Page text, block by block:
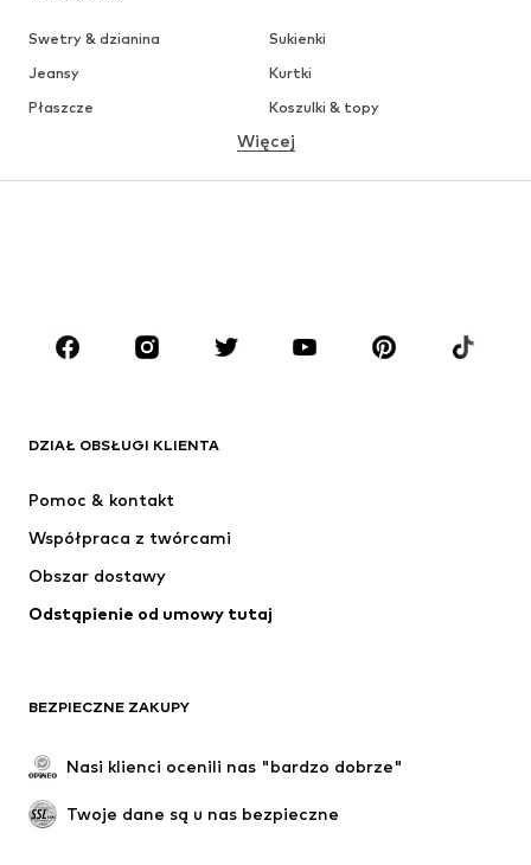
Swetry & dzianina
Sukienki
Jeansy
Kurtki
Płaszcze
Koszulki & topy
Bielizna
Akcesoria
Premium
Nowości
Kurtki
Bielizna
Płaszcze
Spódnice
Specjalne okazje
Więcej
DZIAŁ OBSŁUGI KLIENTA
Pomoc & kontakt
Współpraca z twórcami
Obszar dostawy
Odstąpienie od umowy tutaj
BEZPIECZNE ZAKUPY
Nasi klienci ocenili nas "bardzo dobrze"
Twoje dane są u nas bezpieczne